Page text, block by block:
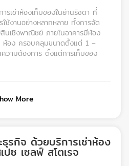
รเช่าห้องเก็บของในย่านรัชดา ที่
ช้งานอย่างหลากหลาย ทั้งการจัด
นเชิงพาณิชย์ ภายในอาคารมีห้อง
ห้อง ครอบคลุมขนาดตั้งแต่ 1 –
วามต้องการ ตั้งแต่การเก็บของ
More
รกิจ ด้วยบริการเช่าห้อง
ปซ เซลฟ์ สโตเรจ